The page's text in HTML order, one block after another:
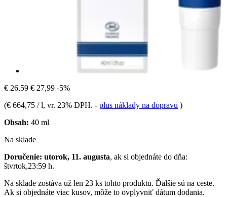
€ 26,59 € 27,99 -5%
(€ 664,75 / l, vr. 23% DPH. - plus náklady na dopravu )
Obsah: 40 ml
Na sklade
Doručenie: utorok, 11. augusta, ak si objednáte do dňa:
štvrtok,23:59 h.
Na sklade zostáva už len 23 ks tohto produktu. Ďalšie sú na ceste.
Ak si objednáte viac kusov, môže to ovplyvniť dátum dodania.